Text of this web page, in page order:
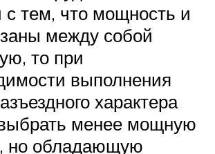
с тем, что мощность и
между собой
то при
выполнения
характера
менее мощную
но обладающую